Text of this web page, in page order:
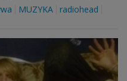
MUZYKA
radiohead